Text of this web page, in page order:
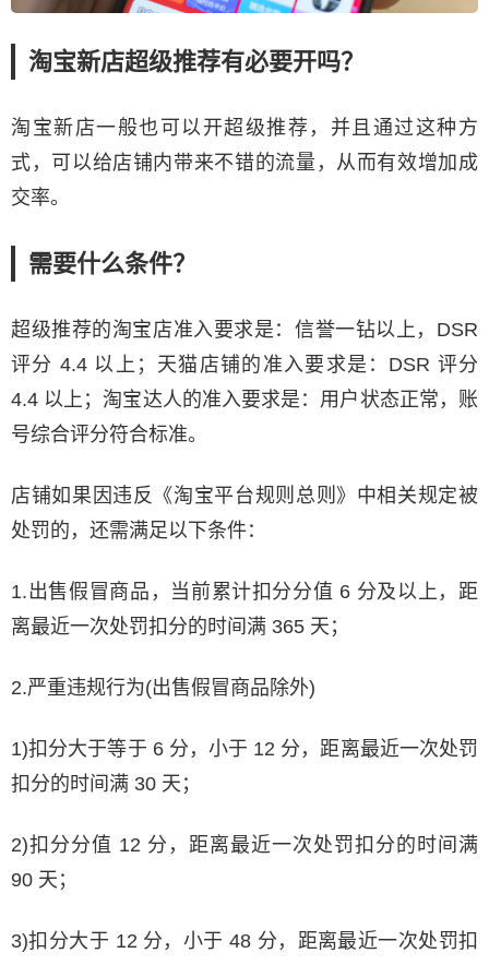
淘宝新店超级推荐有必要开吗？
淘宝新店一般也可以开超级推荐，并且通过这种方
式，可以给店铺内带来不错的流量，从而有效增加成
交率。
需要什么条件？
超级推荐的淘宝店准入要求是：信誉一钻以上，DSR
评分 4.4 以上；天猫店铺的准入要求是：DSR 评分
4.4 以上；淘宝达人的准入要求是：用户状态正常，账
号综合评分符合标准。
店铺如果因违反《淘宝平台规则总则》中相关规定被
处罚的，还需满足以下条件：
1.出售假冒商品，当前累计扣分分值 6 分及以上，距
离最近一次处罚扣分的时间满 365 天；
2.严重违规行为(出售假冒商品除外)
1)扣分大于等于 6 分，小于 12 分，距离最近一次处罚
扣分的时间满 30 天；
2)扣分分值 12 分，距离最近一次处罚扣分的时间满
90 天；
3)扣分大于 12 分，小于 48 分，距离最近一次处罚扣